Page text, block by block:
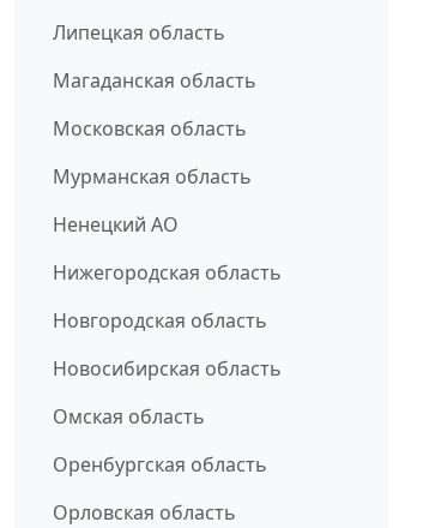
Липецкая область
Магаданская область
Московская область
Мурманская область
Ненецкий АО
Нижегородская область
Новгородская область
Новосибирская область
Омская область
Оренбургская область
Орловская область